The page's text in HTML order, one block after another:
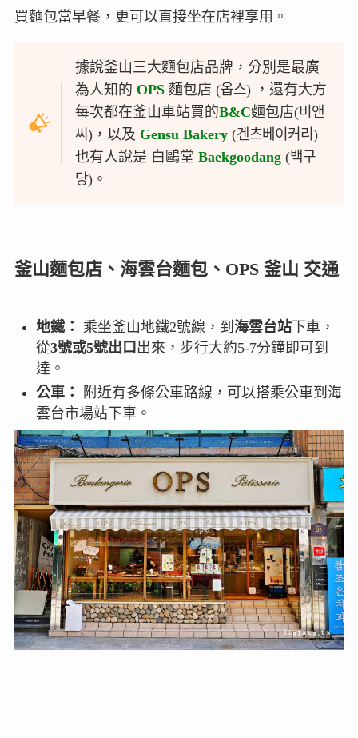
買麵包當早餐，更可以直接坐在店裡享用。
據說釜山三大麵包店品牌，分別是最廣
為人知的OPS 麵包店 (옵스) ，還有大方
每次都在釜山車站買的B&C麵包店(비앤
씨)，以及 Gensu Bakery (겐츠베이커리)
也有人說是 白鷗堂Baekgoodang (백구
당)。
釜山麵包店、海雲台麵包、OPS 釜山 交通
地鐵： 乘坐釜山地鐵2號線，到 海雲台站下車，
從3號或5號出口 出來，步行大約5-7分鐘即可到
達。
公車：
附近有多條公車路線，可以搭乘公車到海
雲台市場站下車。